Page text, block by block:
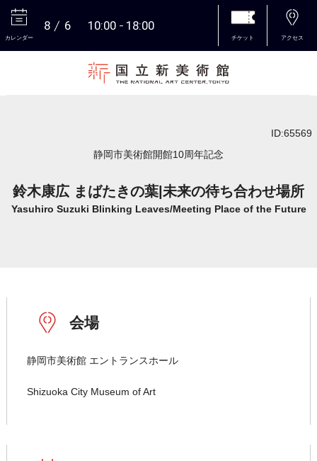
カレンダー
8 6 10:00 18:00
チケット アクセス
ID:65569
静岡市美術館開館10周年記念
鈴木康広 まばたきの葉|未来の待ち合わせ場所
Yasuhiro Suzuki Blinking Leaves/Meeting Place of the Future
会場
静岡市美術館 エントランスホール
Shizuoka City Museum of Art